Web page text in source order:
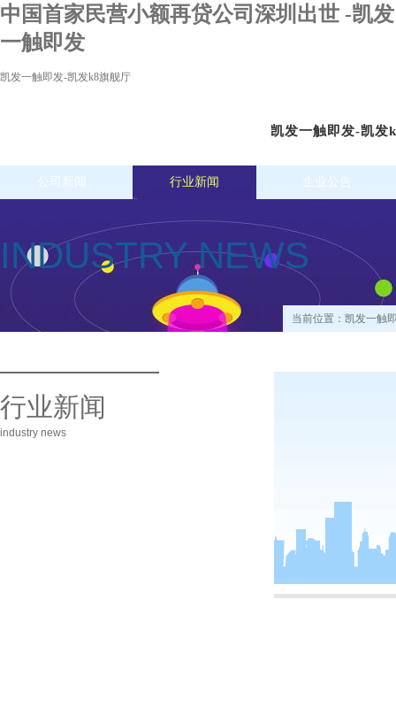
中国首家民营小额再贷公司深圳出世 -凯发
一触即发
凯发一触即发-凯发k8旗舰厅
凯发一触即发-凯发
公司新闻 行业新闻 企业公告
INDUSTRY NEWS
当前位置： 凯发一触
行业新闻
industry news